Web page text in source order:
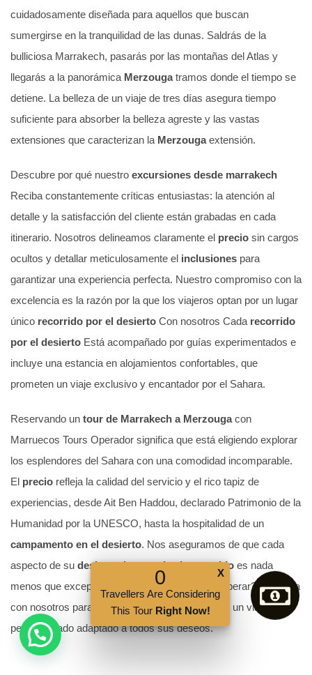
cuidadosamente diseñada para aquellos que buscan
sumergirse en la tranquilidad de las dunas. Saldrás de la
bulliciosa Marrakech, pasarás por las montañas del Atlas y
llegarás a la panorámica Merzougatramos donde el tiempo se
detiene. La belleza de un viaje de tres días asegura tiempo
suficiente para absorber la belleza agreste y las vastas
extensiones que caracterizan la Merzougaextensión.
Descubre por qué nuestro excursiones desde marrakech
Reciba constantemente críticas entusiastas: la atención al
detalle y la satisfacción del cliente están grabadas en cada
itinerario. Nosotros delineamos claramente el precio sin cargos
ocultos y detallar meticulosamente el inclusiones para
garantizar una experiencia perfecta. Nuestro compromiso con la
excelencia es la razón por la que los viajeros optan por un lugar
único recorrido por el desierto Con nosotros Cada recorrido
por el desierto Está acompañado por guías experimentados e
incluye una estancia en alojamientos confortables, que
prometen un viaje exclusivo y encantador por el Sahara.
Reservando un tour de Marrakech a Merzougacon
Marruecos Tours Operador significa que está eligiendo explorar
los esplendores del Sahara con una comodidad incomparable.
El precio refleja la calidad del servicio y el rico tapiz de
experiencias, desde Ait Ben Haddou, declarado Patrimonio de la
Humanidad por la UNESCO, hasta la hospitalidad de un
campamento en el desierto. Nos aseguramos de que cada
aspecto de su desierto de marrakech recorrido es nada
menos que excepcional. Entonces, ¿por qué esperar? Contacta
con nosotros para lo últimoMerzouga aventura: un viaje
personalizado adaptado a todos sus deseos.
X
0
Travellers Are Considering
This Tour Right Now!